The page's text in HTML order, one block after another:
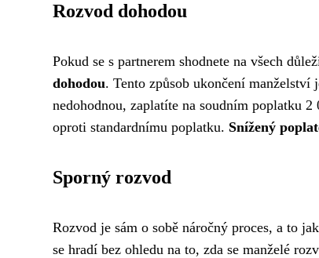
Rozvod dohodou
Pokud se s partnerem shodnete na všech
dohodou. Tento způsob ukončení
nedohodnou, zaplatíte na soudním poplatku 2
oproti standardnímu poplatku. Snížený
Sporný rozvod
Rozvod je sám o sobě náročný proces, a to
se hradí bez ohledu na to, zda se manželé